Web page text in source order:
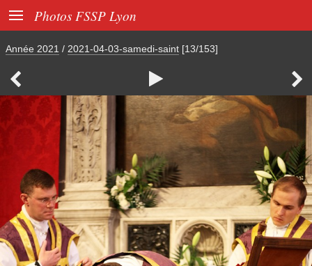
 Photos FSSP Lyon
Année 2021 / 2021-04-03-samedi-saint [13/153]
  